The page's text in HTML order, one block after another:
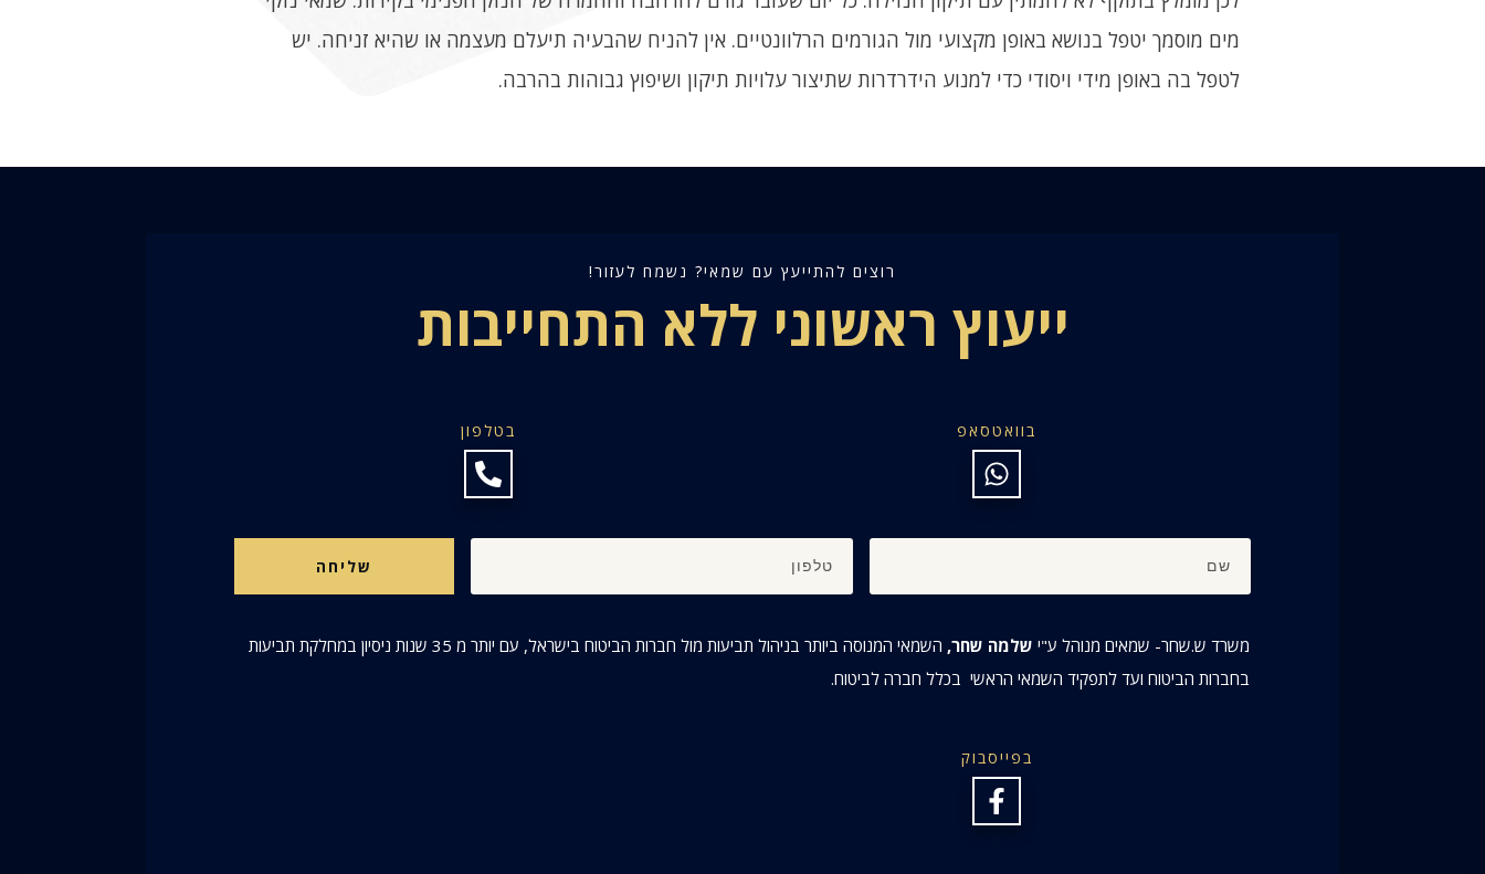
מים מוסמך יטפל בנושא באופן מקצועי מול הגורמים הרלוונטיים. אין להניח שהבעיה תיעלם מעצמה או שהיא זניחה. יש
לטפל בה באופן מידי ויסודי כדי למנוע הידרדרות שתיצור עלויות תיקון ושיפוץ גבוהות בהרבה.
רוצים להתייעץ עם שמאי? נשמח לעזור!
ייעוץ ראשוני ללא התחייבות
בטלפון בוואטסאפ
שליחה
משרד ש.שחר- שמאים מנוהל ע"י שלמה שחר,
השמאי המנוסה ביותר בניהול תביעות מול חברות הביטוח בישראל, עם יותר מ 35 שנות ניסיון במחלקת תביעות
בחברות הביטוח ועד לתפקיד השמאי הראשי בכלל חברה לביטוח.
בפייסבוק